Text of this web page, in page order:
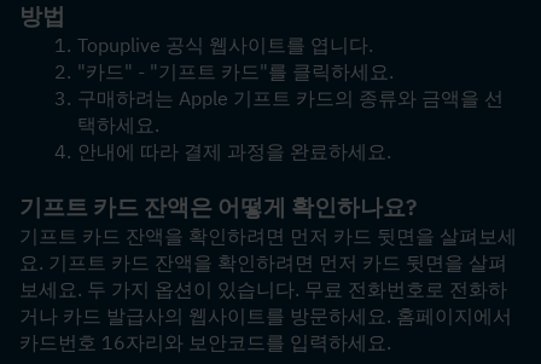
방법
Topuplive 공식 웹사이트를 엽니다.
"카드" - "기프트 카드"를 클릭하세요.
구매하려는 Apple 기프트 카드의 종류와 금액을 선
택하세요.
안내에 따라 결제 과정을 완료하세요.
기프트 카드 잔액은 어떻게 확인하나요?
기프트 카드 잔액을 확인하려면 먼저 카드 뒷면을 살펴보세
요. 기프트 카드 잔액을 확인하려면 먼저 카드 뒷면을 살펴
보세요. 두 가지 옵션이 있습니다. 무료 전화번호로 전화하
거나 카드 발급사의 웹사이트를 방문하세요. 홈페이지에서
카드번호 16자리와 보안코드를 입력하세요.